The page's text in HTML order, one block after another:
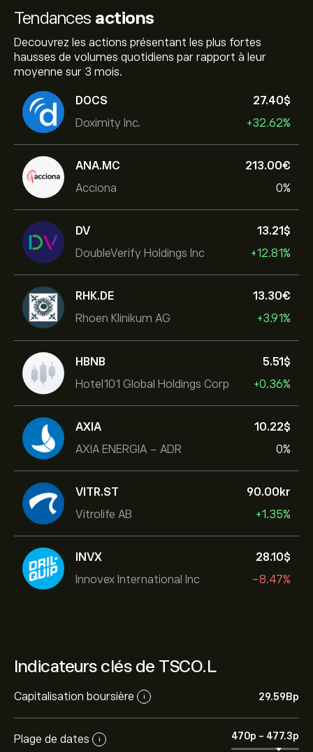
Tendances actions
Decouvrez les actions présentant les plus fortes
hausses de volumes quotidiens par rapport à leur
moyenne sur 3 mois.
DOCS
Doximity Inc.
27.40‎$‎
+32.62%
ANA.MC
Acciona
213.00‎€‎
0%
DV
DoubleVerify Holdings Inc
13.21‎$‎
+12.81%
RHK.DE
Rhoen Klinikum AG
13.30‎€‎
+3.91%
HBNB
Hotel101 Global Holdings Corp
5.51‎$‎
+0.36%
AXIA
AXIA ENERGIA - ADR
10.22‎$‎
0%
VITR.ST
Vitrolife AB
90.00‎kr‎
+1.35%
INVX
Innovex International Inc
28.10‎$‎
-8.47%
Indicateurs clés de TSCO.L
Capitalisation boursière i 29.59B‎p‎
Plage de dates i 470‎p‎ - 477.3‎p‎